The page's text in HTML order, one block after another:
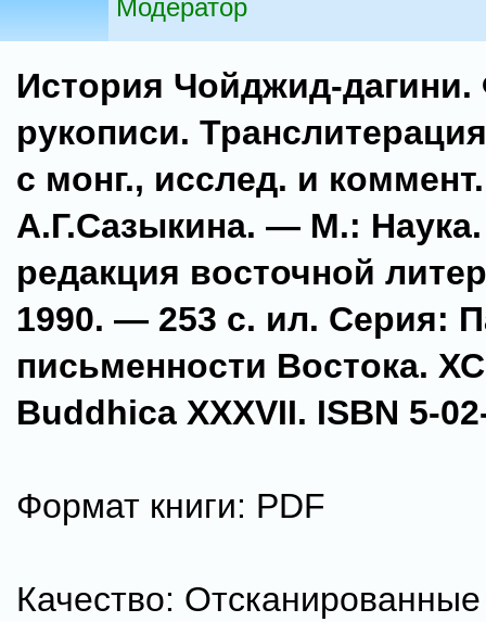
Модератор
История Чойджид-
рукописи.
с монг., исслед. и коммент.
А.Г.Сазыкина. — М.: Наука.
редакция восточной
1990. — 253 с. ил. Серия:
письменности Востока.
Buddhica XXXVII. ISBN 5-
Формат книги: PDF
Качество: